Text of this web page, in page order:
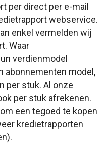
per direct per e-mail
webservice.
enkel vermelden wij
Waar
verdienmodel
abonnementen model,
per stuk. Al onze
per stuk afrekenen.
een tegoed te kopen
kredietrapporten